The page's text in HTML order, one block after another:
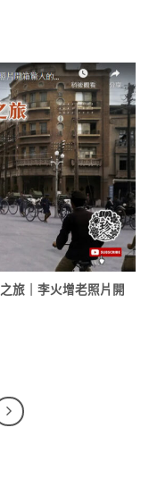
旅｜李火增老照片開